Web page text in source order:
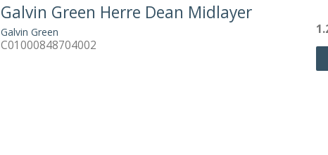
Galvin Green Herre Dean Midlayer
Galvin Green
C01000848704002